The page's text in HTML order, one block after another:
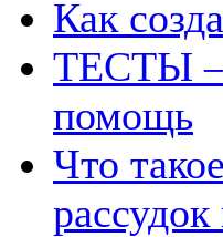
Как
ТЕСТЫ –
помощь
Что